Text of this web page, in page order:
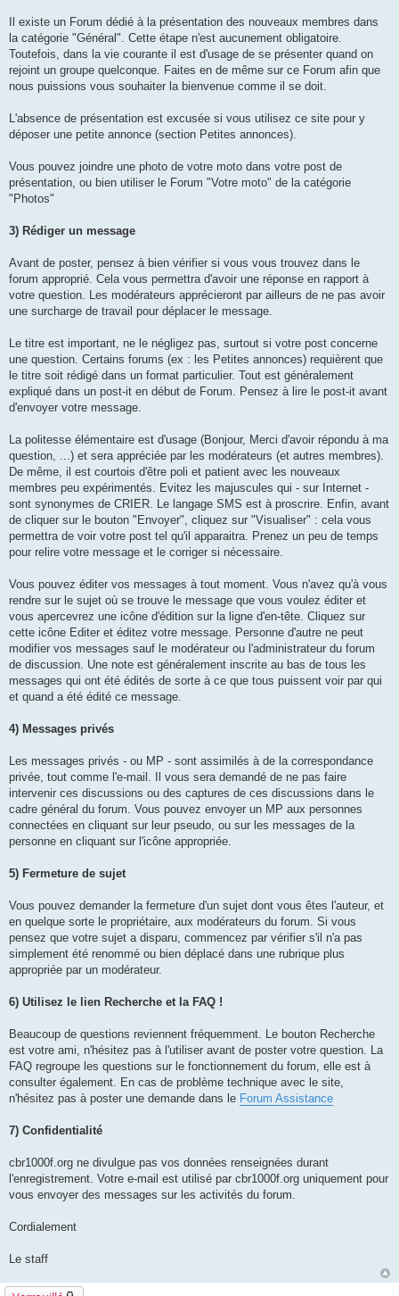
Il existe un Forum dédié à la présentation des nouveaux membres dans
la catégorie "Général". Cette étape n'est aucunement obligatoire.
Toutefois, dans la vie courante il est d'usage de se présenter quand on
rejoint un groupe quelconque. Faites en de même sur ce Forum afin que
nous puissions vous souhaiter la bienvenue comme il se doit.
L'absence de présentation est excusée si vous utilisez ce site pour y
déposer une petite annonce (section Petites annonces).
Vous pouvez joindre une photo de votre moto dans votre post de
présentation, ou bien utiliser le Forum "Votre moto" de la catégorie
"Photos"
3) Rédiger un message
Avant de poster, pensez à bien vérifier si vous vous trouvez dans le
forum approprié. Cela vous permettra d'avoir une réponse en rapport à
votre question. Les modérateurs apprécieront par ailleurs de ne pas avoir
une surcharge de travail pour déplacer le message.
Le titre est important, ne le négligez pas, surtout si votre post concerne
une question. Certains forums (ex : les Petites annonces) requièrent que
le titre soit rédigé dans un format particulier. Tout est généralement
expliqué dans un post-it en début de Forum. Pensez à lire le post-it avant
d'envoyer votre message.
La politesse élémentaire est d'usage (Bonjour, Merci d'avoir répondu à ma
question, ...) et sera appréciée par les modérateurs (et autres membres).
De même, il est courtois d'être poli et patient avec les nouveaux
membres peu expérimentés. Evitez les majuscules qui - sur Internet -
sont synonymes de CRIER. Le langage SMS est à proscrire. Enfin, avant
de cliquer sur le bouton "Envoyer", cliquez sur "Visualiser" : cela vous
permettra de voir votre post tel qu'il apparaitra. Prenez un peu de temps
pour relire votre message et le corriger si nécessaire.
Vous pouvez éditer vos messages à tout moment. Vous n'avez qu'à vous
rendre sur le sujet où se trouve le message que vous voulez éditer et
vous apercevrez une icône d'édition sur la ligne d'en-tête. Cliquez sur
cette icône Editer et éditez votre message. Personne d'autre ne peut
modifier vos messages sauf le modérateur ou l'administrateur du forum
de discussion. Une note est généralement inscrite au bas de tous les
messages qui ont été édités de sorte à ce que tous puissent voir par qui
et quand a été édité ce message.
4) Messages privés
Les messages privés - ou MP - sont assimilés à de la correspondance
privée, tout comme l'e-mail. Il vous sera demandé de ne pas faire
intervenir ces discussions ou des captures de ces discussions dans le
cadre général du forum. Vous pouvez envoyer un MP aux personnes
connectées en cliquant sur leur pseudo, ou sur les messages de la
personne en cliquant sur l'icône appropriée.
5) Fermeture de sujet
Vous pouvez demander la fermeture d'un sujet dont vous êtes l'auteur, et
en quelque sorte le propriétaire, aux modérateurs du forum. Si vous
pensez que votre sujet a disparu, commencez par vérifier s'il n'a pas
simplement été renommé ou bien déplacé dans une rubrique plus
appropriée par un modérateur.
6) Utilisez le lien Recherche et la FAQ !
Beaucoup de questions reviennent fréquemment. Le bouton Recherche
est votre ami, n'hésitez pas à l'utiliser avant de poster votre question. La
FAQ regroupe les questions sur le fonctionnement du forum, elle est à
consulter également. En cas de problème technique avec le site,
n'hésitez pas à poster une demande dans le Forum Assistance
7) Confidentialité
cbr1000f.org ne divulgue pas vos données renseignées durant
l'enregistrement. Votre e-mail est utilisé par cbr1000f.org uniquement pour
vous envoyer des messages sur les activités du forum.
Cordialement
Le staff